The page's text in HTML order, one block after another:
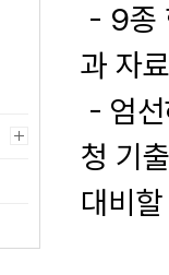
- 9종
과 자
- 엄
청 기
대비